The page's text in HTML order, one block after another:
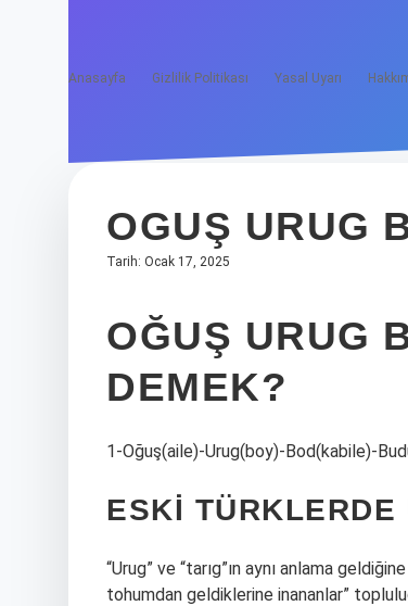
Anasayfa Gizlilik Politikası Yasal Uyarı
OGUŞ URUG
Tarih: Ocak 17, 2025
OĞUŞ URUG
DEMEK?
1-Oğuş(aile)-Urug(boy)-Bod(kabile)-
ESKI TÜRKLERDE
“Urug” ve “tarıg”ın aynı anlama
tohumdan geldiklerine inananlar”